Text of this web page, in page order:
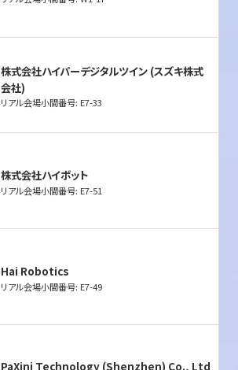
株式会社ハイパーデジタルツイン (スズキ株式
会社)
リアル会場小間番号: E7-33
株式会社ハイボット
リアル会場小間番号: E7-51
Hai Robotics
リアル会場小間番号: E7-49
PaXini Technology (Shenzhen) Co., Ltd